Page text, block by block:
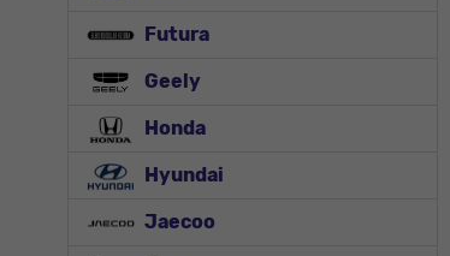
Futura
Geely
Honda
Hyundai
Jaecoo